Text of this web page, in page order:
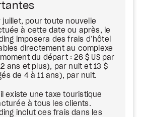
juillet, pour toute nouvelle
à cette date ou après, le
imposera des frais d’hôtel
directement au complexe
du départ : 26 $ US par
ans et plus), par nuit et 13 $
de 4 à 11 ans), par nuit.
existe une taxe touristique
à tous les clients.
inclut ces frais dans les